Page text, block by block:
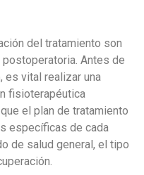
del tratamiento son
Antes de
es vital realizar una
fisioterapéutica
el plan de tratamiento
específicas de cada
de salud general, el tipo